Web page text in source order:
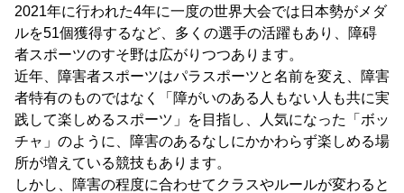
2021年に行われた4年に一度の世界大会では日本勢がメダ
ルを51個獲得するなど、多くの選手の活躍もあり、障碍
者スポーツのすそ野は広がりつつあります。
近年、障害者スポーツはパラスポーツと名前を変え、障害
者特有のものではなく「障がいのある人もない人も共に実
践して楽しめるスポーツ」を目指し、人気になった「ボッ
チャ」のように、障害のあるなしにかかわらず楽しめる場
所が増えている競技もあります。
しかし、障害の程度に合わせてクラスやルールが変わると